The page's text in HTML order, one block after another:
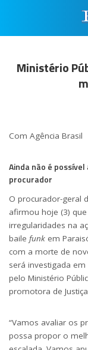
Ministério
Com Agência Brasil
Ainda não é
procurador
O procurador-geral
afirmou hoje (3)
irregularidades na
baile funk em
com a morte de
será investigada
pelo Ministério
promotora de
“Vamos avaliar os
possa propor o